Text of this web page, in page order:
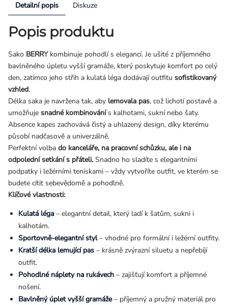
Detailní popis Diskuze
Popis produktu
Sako BERRYkombinuje pohodlí s elegancí. Je ušité z příjemného
bavlněného úpletu vyšší gramáže, který poskytuje komfort po celý
den, zatímco jeho střih a kulatá léga dodávají outfitu sofistikovaný
vzhled.
Délka saka je navržena tak, aby lemovala pas, což lichotí postavě a
umožňuje snadné kombinovánís kalhotami, sukní nebo šaty.
Absence kapes zachovává čistý a uhlazený design, díky kterému
působí nadčasově a univerzálně.
Perfektní volba do kanceláře, na pracovní schůzku, ale i na
odpolední setkání s přáteli. Snadno ho sladíte s elegantními
podpatky i ležérními teniskami – vždy vytvoříte outfit, ve kterém se
budete cítit sebevědomě a pohodlně.
Klíčové vlastnosti:
Kulatá léga – elegantní detail, který ladí k šatům, sukni i
kalhotám.
Sportovně-elegantní styl– vhodné pro formální i ležérní outfity.
Kratší délka lemující pas – krásně zvýrazní siluetu a nepřebíjí
outfit.
Pohodlné náplety na rukávech – zajišťují komfort a příjemné
nošení.
Bavlněný úplet vyšší gramáže– příjemný a pružný materiál pro